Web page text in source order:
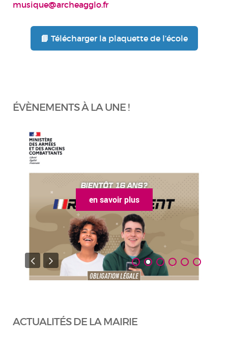
musique@archeagglo.fr
📘 Télécharger la plaquette de l’école
ÉVÈNEMENTS À LA UNE !
en savoir plus
ACTUALITÉS DE LA MAIRIE